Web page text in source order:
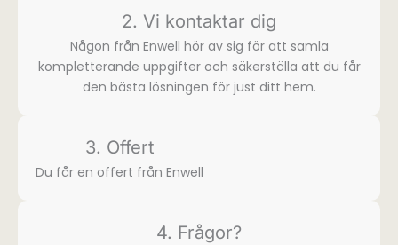
2. Vi kontaktar dig
Någon från Enwell hör av sig för att samla
komplette­rande uppgifter och säkerställa att du får
den bästa lösningen för just ditt hem.
3. Offert
Du får en offert från Enwell
4. Frågor?